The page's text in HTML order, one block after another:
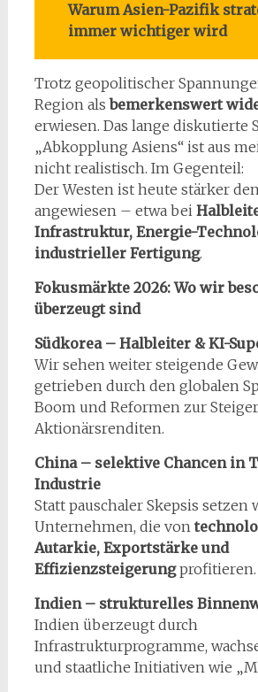
Warum Asien-Pazifik
immer wichtiger wird
Trotz geopolitischer
Region alsbemerkenswert
erwiesen. Das lange diskutierte
„Abkopplung Asiens“ ist aus
nicht realistisch. Im Gegenteil:
Der Westen ist heute stärker
angewiesen – etwa bei
Infrastruktur, Energie-
industrieller Fertigung.
Fokusmärkte 2026: Wo wir
überzeugt sind
Südkorea – Halbleiter & KI-
Wir sehen weiter steigende
getrieben durch den globalen
Boom und Reformen zur
Aktionärsrenditen.
China – selektive Chancen in
Industrie
Statt pauschaler Skepsis setzen
Unternehmen, die von
Autarkie, Exportstärke und
Effizienzsteigerungprofitieren.
Indien – strukturelles
Indien überzeugt durch
Infrastrukturprogramme,
und staatliche Initiativen wie